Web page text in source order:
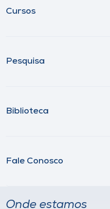
Cursos
Pesquisa
Biblioteca
Fale Conosco
Onde estamos